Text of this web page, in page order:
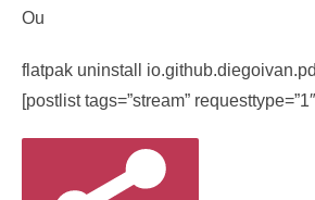
Ou
flatpak uninstall
[postlist tags=”stream”